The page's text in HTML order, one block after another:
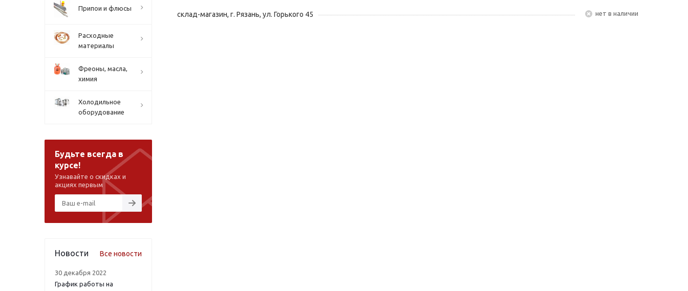
склад-магазин, г. Рязань, ул. Горького 45 Нет в наличии
Припои и флюсы
Расходные
материалы
Фреоны, масла,
химия
Холодильное
оборудование
Будьте всегда в
курсе!
Узнавайте о скидках и
акциях первым
Новости Все новости
30 декабря 2022
График работы на